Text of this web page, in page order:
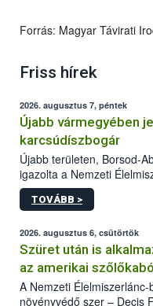
Forrás: Magyar Távirati
Friss hírek
2026. augusztus 7, péntek
Újabb vármegyében
karcsúdíszbogár
Újabb területen, Borsod-
igazolta a Nemzeti
kőrisrontó
kártevőt nem csak
az intenzív felderítést,
hatósággal is
TOVÁBB >
2026. augusztus 6, csütörtök
Szüret után is
az amerikai
A Nemzeti
növényvédő szer – Decis